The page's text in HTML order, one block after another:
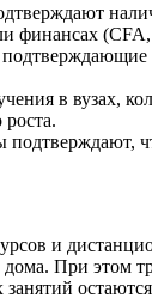
финансах
в вузах,
подтверждают,
и
При этом